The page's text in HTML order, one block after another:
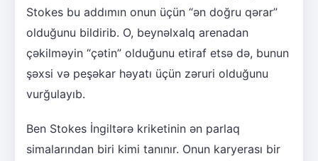
Stokes bu addımın onun üçün “ən doğru qərar”
olduğunu bildirib. O, beynəlxalq arenadan
çəkilməyin “çətin” olduğunu etiraf etsə də, bunun
şəxsi və peşəkar həyatı üçün zəruri olduğunu
vurğulayıb.
Ben Stokes İngiltərə kriketinin ən parlaq
simalarından biri kimi tanınır. Onun karyerası bir